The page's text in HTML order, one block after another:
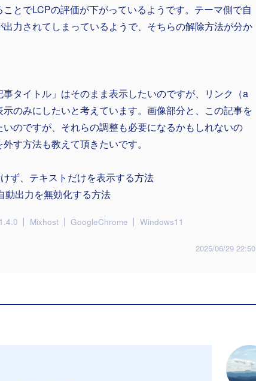
とでLCPの評価が下がっているようです。テーマ側で自
力されてしまっているようで、そちらの解除方法が分か
タイトル」はそのまま表示したいのですが、リンク（a
のみにしたいと考えています。画像部分と、この記事を
のですが、それらの調整も必要になるかもしれないの
す方法も教えて頂きたいです。
ず、テキストだけを表示する方法
動出力を無効化する方法
Mixhost GoogleChrome Windows11
2025/06/29 22:50